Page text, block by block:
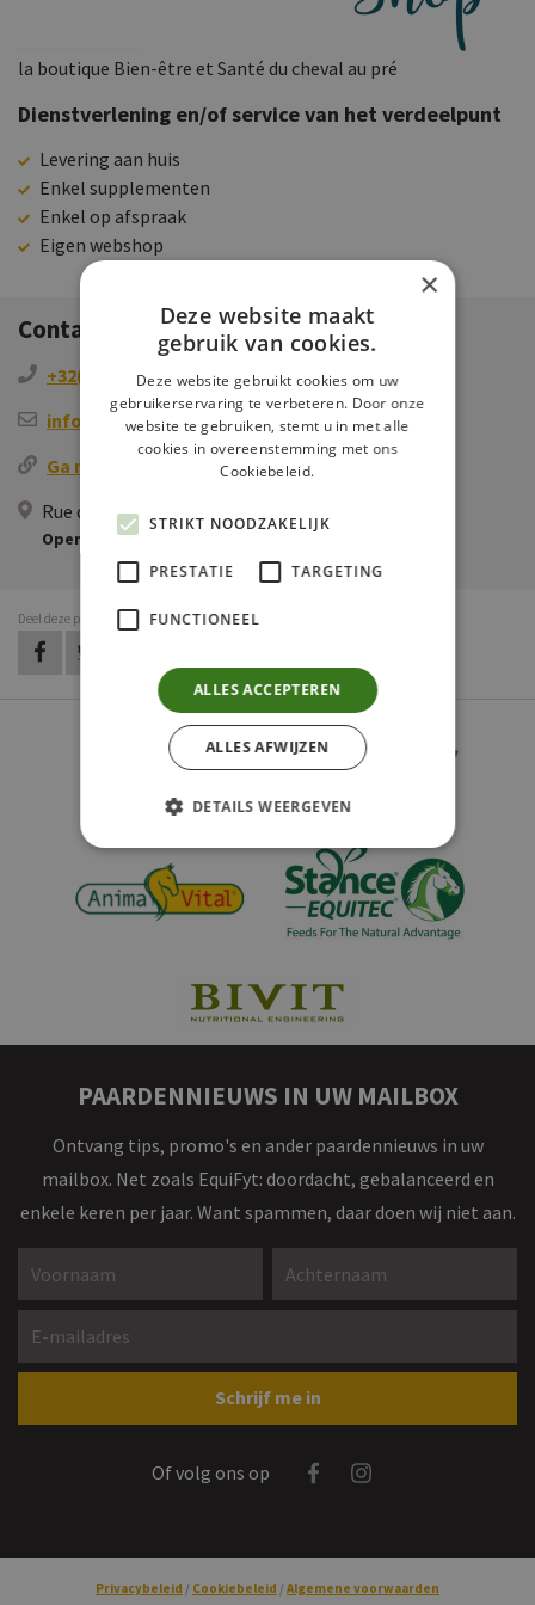
la boutique Bien-être et Santé du cheval au pré
Dienstverlening en/of service van het verdeelpunt
Levering aan huis
Enkel supplementen
Enkel op afspraak
Eigen webshop
Contactgegevens
+32(0)478114660
info@equin-ox.com
Ga naar de website
Rue de la Station 53, 5080 Rhisnes, BE
Openen in Google Maps
Deel deze pagina
op Facebook
PAARDENNIEUWS IN UW MAILBOX
Ontvang tips, promo's en ander paardennieuws in uw
mailbox. Net zoals EquiFyt: doordacht, gebalanceerd en
enkele keren per jaar. Want spammen, daar doen wij niet aan.
Voornaam *
Achternaam *
E-mailadres *
Gelieve dit veld leeg te laten
Schrijf me in
Of volg ons op Facebook
Privacybeleid Cookiebeleid
Algemene voorwaarden
×
Deze website maakt
gebruik van cookies.
Deze website gebruikt cookies om uw
gebruikerservaring te verbeteren. Door onze
website te gebruiken, stemt u in met alle
cookies in overeenstemming met ons
Cookiebeleid.
STRIKT NOODZAKELIJK
PRESTATIE TARGETING
FUNCTIONEEL
ALLES ACCEPTEREN
ALLES AFWIJZEN
DETAILS WEERGEVEN